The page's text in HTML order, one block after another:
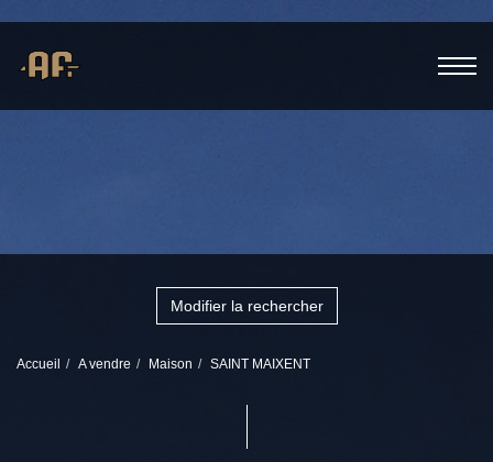
Modifier la rechercher
Accueil A vendre Maison SAINT MAIXENT